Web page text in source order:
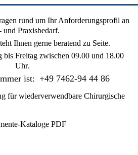
rund um Ihr Anforderungsprofil an
und Praxisbedarf.
Ihnen gerne beratend zu Seite.
bis Freitag zwischen 09.00 und 18.00
Uhr.
ist: +49 7462-94 44 86
für wiederverwendbare Chirurgische
Kataloge PDF